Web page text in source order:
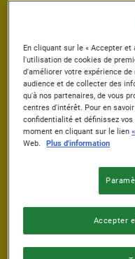
TEMPS DE
PRÉPARATION
0 min.
TEMPS DE
En cliquant sur le « Accepter et
l'utilisation de cookies de
d'améliorer votre expérience
audience et de collecter des
qu'à nos partenaires, de vous
centres d'intérêt. Pour en
confidentialité et définissez
moment en cliquant sur le lien
Web.
Plus d'information
Accepter